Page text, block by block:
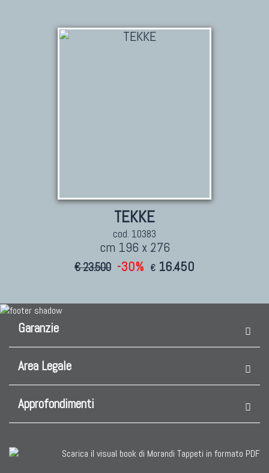
TEKKE
cod. 10383
cm 196 x 276
€ 23.500 -30% € 16.450
Garanzie
Area Legale
Approfondimenti